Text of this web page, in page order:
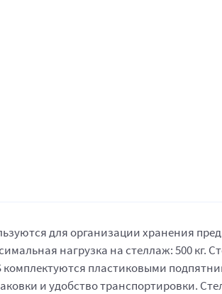
для организации хранения
нагрузка на стеллаж: 500
пластиковыми
и удобство транспортировки.